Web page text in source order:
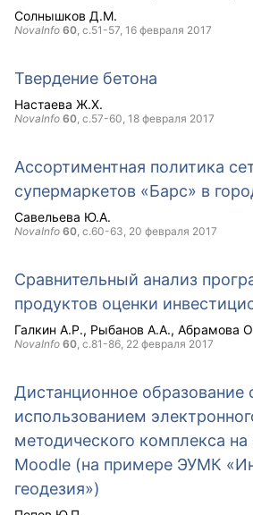
Солнышков Д.М.
NovaInfo 60, с.51-57, 16 февраля 2017
Твердение бетона
Настаева Ж.Х.
NovaInfo 60, с.57-60, 18 февраля 2017
Ассортиментная политика
супермаркетов «Барс» в
Савельева Ю.А.
NovaInfo 60, с.60-63, 20 февраля 2017
Сравнительный анализ
продуктов оценки
Галкин А.Р. Рыбанов А.А. Абрамова
NovaInfo 60, с.81-86, 22 февраля 2017
Дистанционное образование
использованием
методического комплекса на
Moodle (на примере ЭУМК
геодезия»)